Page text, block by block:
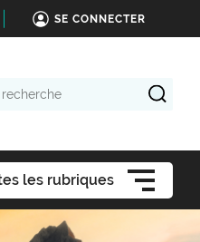
SE CONNECTER
les rubriques